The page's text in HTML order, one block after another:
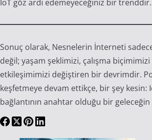
IoT göz ardı edemeyeceğiniz bir trenddir.
Sonuç olarak, Nesnelerin İnterneti
değil; yaşam şeklimizi, çalışma
etkileşimimizi değiştiren bir devrimdir.
keşfetmeye devam ettikçe, bir şey kesin:
bağlantının anahtar olduğu bir geleceğin